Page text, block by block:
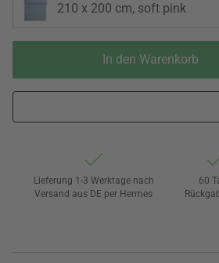
210 x 200 cm, soft pink
In den Warenkorb
Lieferung 1-3 Werktage nach
Versand aus DE per Hermes
60